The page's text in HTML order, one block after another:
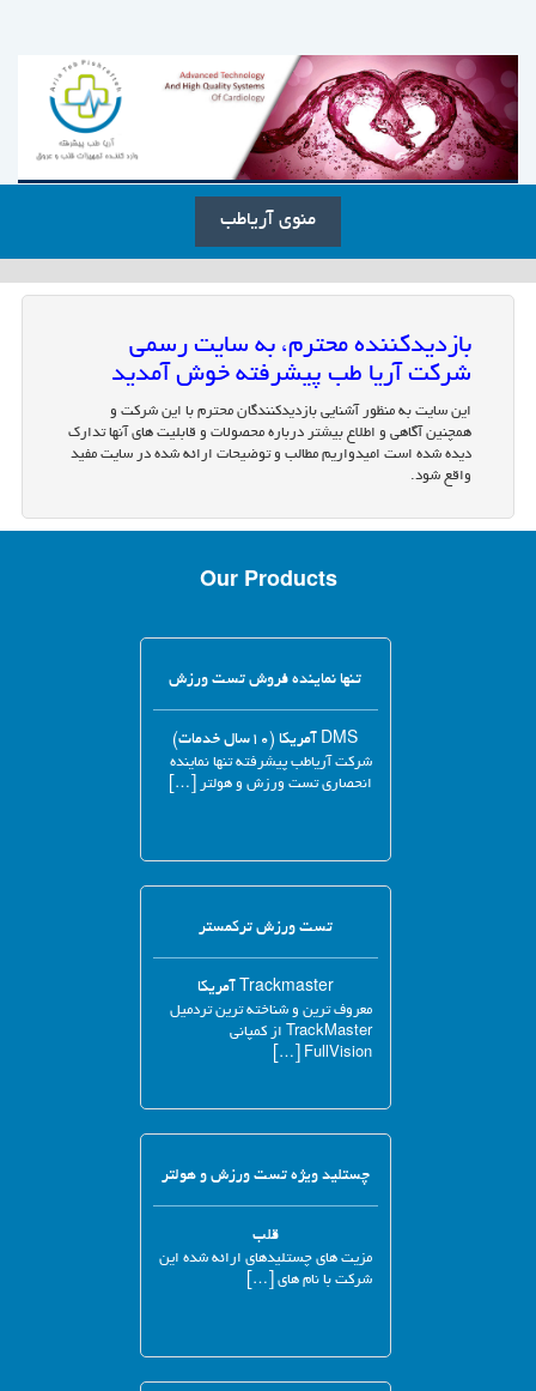
منوی آریاطب
بازدیدکننده محترم، به سایت رسمی
شرکت آریا طب پیشرفته خوش آمدید
این سایت به منظور آشنایی بازدیدکنندگان محترم با این شرکت و
همچنین آگاهی و اطلاع بیشتر درباره محصولات و قابلیت های آنها تدارک
دیده شده است امیدواریم مطالب و توضیحات ارائه شده در سایت مفید
واقع شود.
Our Products
تنها نماینده فروش تست ورزش
DMS آمریکا (۱۰سال خدمات)
شرکت آریاطب پیشرفته تنها نماینده
انحصاری تست ورزش و هولتر […]
تست ورزش ترکمستر
Trackmaster آمریکا
معروف ترین و شناخته ترین تردمیل
TrackMaster از کمپانی
FullVision […]
چستلید ویژه تست ورزش و هولتر
قلب
مزیت های چستلیدهای ارائه شده این
شرکت با نام های […]